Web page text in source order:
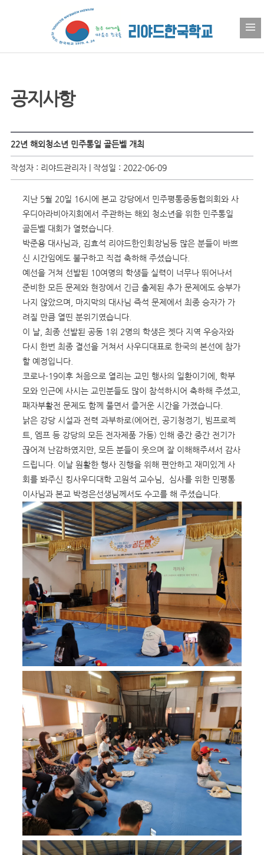
공지사항
22년 해외청소년 민주통일 골든벨 개최
작성자 : 리야드관리자 | 작성일 : 2022-06-09
지난 5월 20일 16시에 본교 강당에서 민주평통중동협의회와 사
우디아라비아지회에서 주관하는 해외 청소년을 위한 민주통일
골든벨 대회가 열렸습니다.
박준용 대사님과, 김효석 리야드한인회장님등 많은 분들이 바쁘
신 시간임에도 불구하고 직접 축하해 주셨습니다.
예선을 거쳐 선발된 10여명의 학생들 실력이 너무나 뛰어나서
준비한 모든 문제와 현장에서 긴급 출제된 추가 문제에도 승부가
나지 않았으며, 마지막의 대사님 즉석 문제에서 최종 승자가 가
려질 만큼 열띤 분위기였습니다.
이 날, 최종 선발된 공동 1위 2명의 학생은 젯다 지역 우승자와
다시 한번 최종 결선을 거쳐서 사우디대표로 한국의 본선에 참가
할 예정입니다.
코로나-19이후 처음으로 열리는 교민 행사의 일환이기에, 학부
모와 인근에 사시는 교민분들도 많이 참석하시어 축하해 주셨고,
패자부활전 문제도 함께 풀면서 즐거운 시간을 가졌습니다.
낡은 강당 시설과 전력 과부하로(에어컨, 공기청정기, 빔프로젝
트, 엠프 등 강당의 모든 전자제품 가동) 인해 중간 중간 전기가
끊어져 난감하였지만, 모든 분들이 웃으며 잘 이해해주셔서 감사
드립니다. 이날 원활한 행사 진행을 위해 편안하고 재미있게 사
회를 봐주신 킹사우디대학 고원석 교수님, 심사를 위한 민평통
이사님과 본교 박정은선생님께서도 수고를 해 주셨습니다.